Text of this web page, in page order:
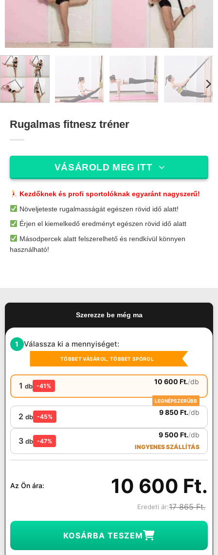
Rugalmas fitnesz tréner
VÁSÁROLD MEG ITT
Kezdőknek és profi sportolóknak egyaránt nagyszerű!
Növeljeteste rugalmasságát egészen rövid idő alatt!
Érjen el kiemelkedő eredményt egészen rövid idő alatt
Másodpercek alatt felszerelhető és rendkívül könnyen
használható!
Szerezze be még ma
1 Válassza ki a mennyiséget:
TÖBBET VÁSÁROL, TÖBBET SPÓROL
1 db -41%
10 600Ft./db
LEGNÉPSZERŰBB
2 db -45%
9 850Ft./db
3 db -47%
9 500Ft./db
INGYENES SZÁLLÍTÁS
Az Ön ára: 10 600 Ft.
Eredeti ár:17 865Ft.
KOSÁRBA TESZEM